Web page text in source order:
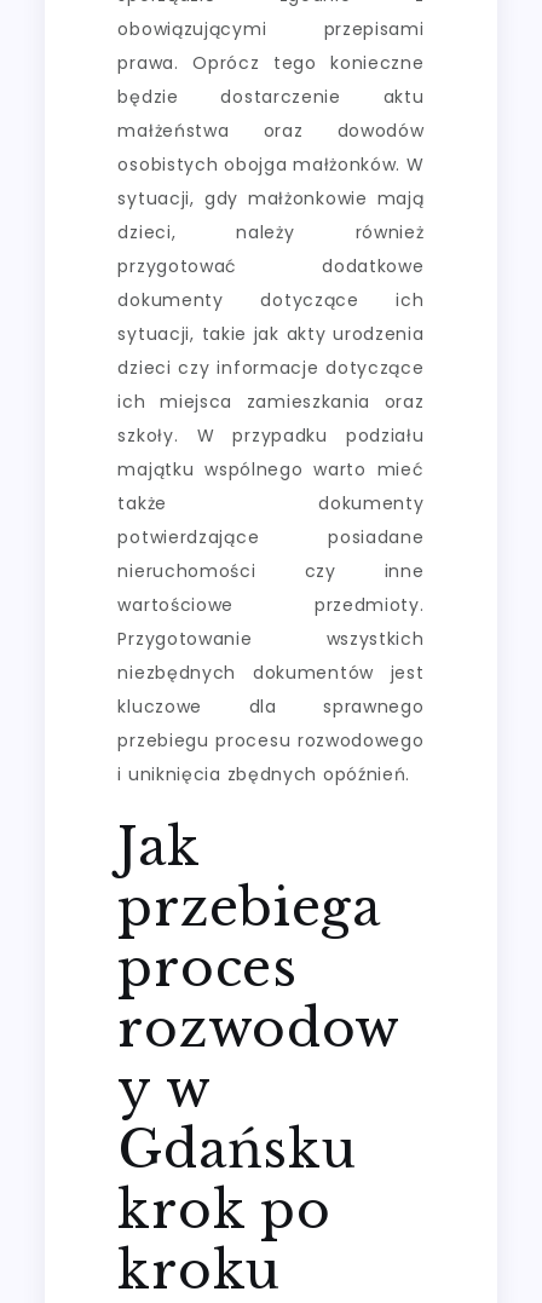
obowiązującymi przepisami
prawa. Oprócz tego konieczne
będzie dostarczenie aktu
małżeństwa oraz dowodów
osobistych obojga małżonków. W
sytuacji, gdy małżonkowie mają
dzieci, należy również
przygotować dodatkowe
dokumenty dotyczące ich
sytuacji, takie jak akty urodzenia
dzieci czy informacje dotyczące
ich miejsca zamieszkania oraz
szkoły. W przypadku podziału
majątku wspólnego warto mieć
także dokumenty
potwierdzające posiadane
nieruchomości czy inne
wartościowe przedmioty.
Przygotowanie wszystkich
niezbędnych dokumentów jest
kluczowe dla sprawnego
przebiegu procesu rozwodowego
i uniknięcia zbędnych opóźnień.
Jak
przebiega
proces
rozwodow
y w
Gdańsku
krok po
kroku